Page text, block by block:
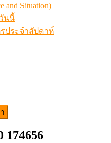
Situation)
นนี้
ประจำสัปดาห์
174656